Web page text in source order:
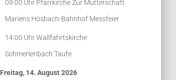
09:00 Uhr Pfarrkirche Zur Mutterschaft
Mariens Hösbach-Bahnhof Messfeier
14:00 UhrWallfahrtskirche
Schmerlenbach Taufe
Freitag, 14. August 2026